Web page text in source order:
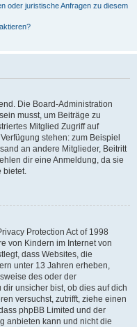
oder juristische Anfragen zu diesem
Die Board-Administration
musst, um Beiträge zu
Mitglied Zugriff auf
stehen: zum Beispiel
an andere Mitglieder, Beitritt
dir eine Anmeldung, da sie
bietet.
Protection Act of 1998
von Kindern im Internet von
dass Websites, die
unter 13 Jahren erheben,
des oder der
unsicher bist, ob dies auf dich
versuchst, zutrifft, ziehe einen
phpBB Limited und der
anbieten kann und nicht die